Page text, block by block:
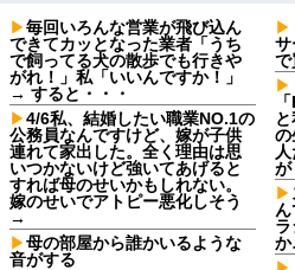
毎回いろんな営業が飛び込ん
できてカッとなった業者「うち
で飼ってる犬の散歩でも行きや
がれ！」私「いいんですか！」
→ すると・・・
4/6私、結婚したい職業NO.1の
公務員なんですけど、嫁が子供
連れて家出した。全く理由は思
いつかないけど強いてあげると
すれば母のせいかもしれない。
嫁のせいでアトピー悪化しそう
→
母の部屋から誰かいるような
音がする
サ
で
の
が